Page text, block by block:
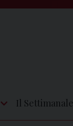
Il Settimanale